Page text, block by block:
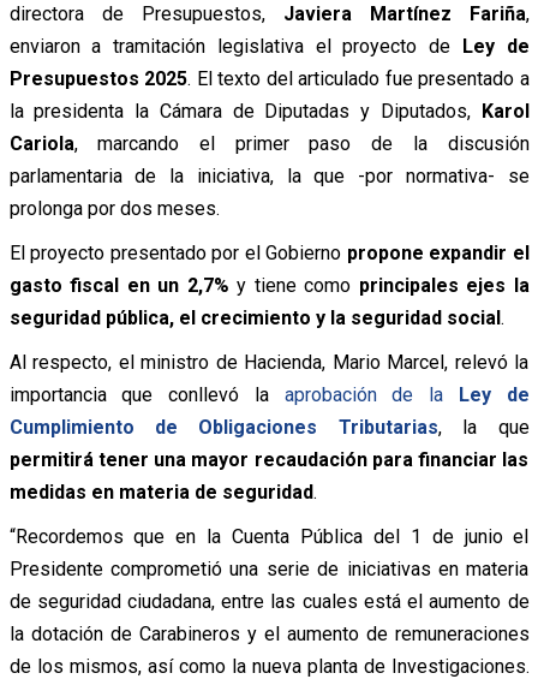
directora de Presupuestos,Javiera Martínez Fariña,
enviaron a tramitación legislativa el proyecto de Ley de
Presupuestos 2025. El texto del articulado fue presentado a
la presidenta la Cámara de Diputadas y Diputados, Karol
Cariola, marcando el primer paso de la discusión
parlamentaria de la iniciativa, la que -por normativa- se
prolonga por dos meses.
El proyecto presentado por el Gobierno propone expandir el
gasto fiscal en un 2,7% y tiene como principales ejes la
seguridad pública, el crecimiento y la seguridad social.
Al respecto, el ministro de Hacienda, Mario Marcel, relevó la
importancia que conllevó la aprobación de la Ley de
Cumplimiento de Obligaciones Tributarias, la que
permitirá tener una mayor recaudación para financiar las
medidas en materia de seguridad.
“Recordemos que en la Cuenta Pública del 1 de junio el
Presidente comprometió una serie de iniciativas en materia
de seguridad ciudadana, entre las cuales está el aumento de
la dotación de Carabineros y el aumento de remuneraciones
de los mismos, así como la nueva planta de Investigaciones.